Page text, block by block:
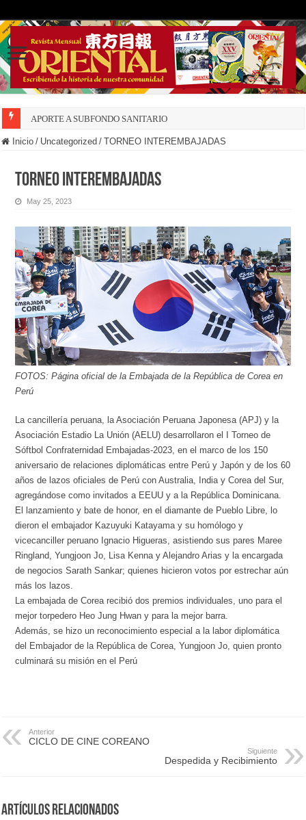
APORTE A SUBFONDO SANITARIO
Inicio / Uncategorized / TORNEO INTEREMBAJADAS
TORNEO INTEREMBAJADAS
May 25, 2023
FOTOS: Página oficial de la Embajada de la República de Corea en
Perú
La cancillería peruana, la Asociación Peruana Japonesa (APJ) y la
Asociación Estadio La Unión (AELU) desarrollaron el I Torneo de
Sóftbol Confraternidad Embajadas-2023, en el marco de los 150
aniversario de relaciones diplomáticas entre Perú y Japón y de los 60
años de lazos oficiales de Perú con Australia, India y Corea del Sur,
agregándose como invitados a EEUU y a la República Dominicana.
El lanzamiento y bate de honor, en el diamante de Pueblo Libre, lo
dieron el embajador Kazuyuki Katayama y su homólogo y
vicecanciller peruano Ignacio Higueras, asistiendo sus pares Maree
Ringland, Yungjoon Jo, Lisa Kenna y Alejandro Arias y la encargada
de negocios Sarath Sankar; quienes hicieron votos por estrechar aún
más los lazos.
La embajada de Corea recibió dos premios individuales, uno para el
mejor torpedero Heo Jung Hwan y para la mejor barra.
Además, se hizo un reconocimiento especial a la labor diplomática
del Embajador de la República de Corea, Yungjoon Jo, quien pronto
culminará su misión en el Perú
Anterior
CICLO DE CINE COREANO
Siguiente
Despedida y Recibimiento
Artículos Relacionados